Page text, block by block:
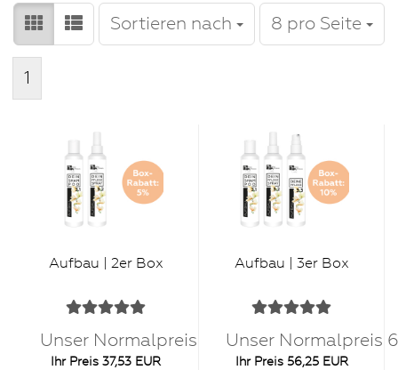
Sortieren nach
Sortieren nach 8 pro Seite
pro Seite
1
Aufbau | 2er Box
Unser Normalpreis 39,50 EUR
Ihr Preis 37,53 EUR
Aufbau | 3er Box
Unser Normalpreis
Ihr Preis 56,25 EUR